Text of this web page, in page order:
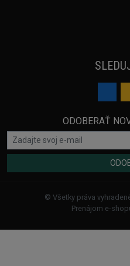
ODOBERAŤ
© Všetky práva
Prenájom e-